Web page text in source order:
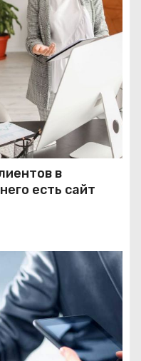
в
есть сайт